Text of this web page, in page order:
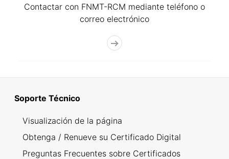
Contactar con FNMT-RCM mediante teléfono o
correo electrónico
Soporte Técnico
Visualización de la página
Obtenga / Renueve su Certificado Digital
Preguntas Frecuentes sobre Certificados